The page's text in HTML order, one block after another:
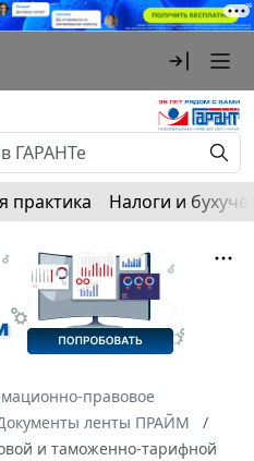
практика Налоги и
правовое
ленты ПРАЙМ
и таможенно-тарифной